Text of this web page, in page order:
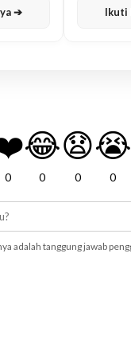
➔ Ikuti
0
😂
0
😧
0
😭
0
adalah tanggung jawab